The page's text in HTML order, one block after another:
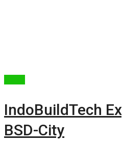
IndoBuildTech
BSD-City